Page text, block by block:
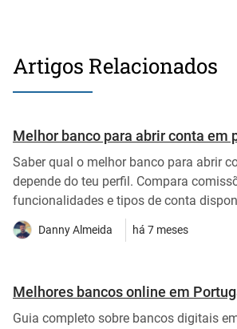
Artigos Relacionados
Melhor banco para abrir conta em
Saber qual o melhor banco para abrir
depende do teu perfil. Compara
funcionalidades e tipos de conta
Danny Almeida há 7 meses
Melhores bancos online em
Guia completo sobre bancos digitais